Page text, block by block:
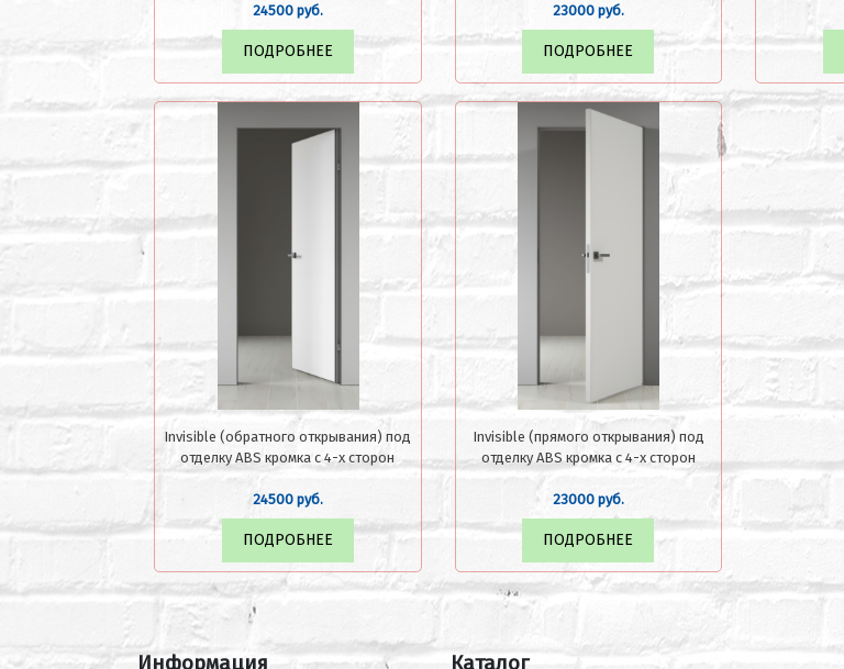
24500 руб.
ПОДРОБНЕЕ
23000 руб.
ПОДРОБНЕЕ
Invisible (обратного открывания) под
отделку ABS кромка с 4-х сторон
24500 руб.
ПОДРОБНЕЕ
Invisible (прямого открывания) под
отделку ABS кромка с 4-х сторон
23000 руб.
ПОДРОБНЕЕ
Информация Каталог